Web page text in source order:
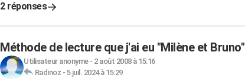
2 réponses
Méthode de lecture que j'ai eu "Milène et Bruno"
Utilisateur anonyme- 2 août 2008 à 15:16
Radinoz - 5 juil. 2024 à 15:29